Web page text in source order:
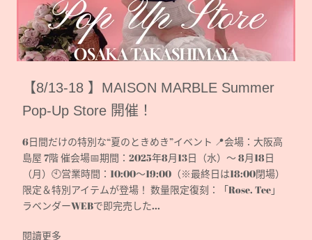
【8/13-18 】MAISON MARBLE Summer
Pop-Up Store 開催！
6日間だけの特別な“夏のときめき”イベント 📍会場：大阪高
島屋 7階 催会場📅期間：2025年8月13日（水）〜 8月18日
（月）🕙営業時間：10:00〜19:00（※最終日は18:00閉場）
限定＆特別アイテムが登場！ 数量限定復刻：「Rose. Tee」
ラベンダーWEBで即完売した...
閱讀更多